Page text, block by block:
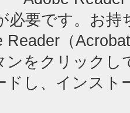
必要です。お持
Reader（
ンをクリックし
ドし、インスト